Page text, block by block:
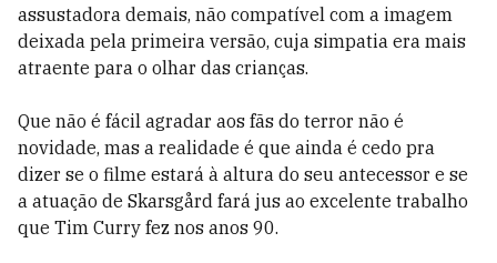
assustadora demais, não compatível com a imagem
deixada pela primeira versão, cuja simpatia era mais
atraente para o olhar das crianças.
Que não é fácil agradar aos fãs do terror não é
novidade, mas a realidade é que ainda é cedo pra
dizer se o filme estará à altura do seu antecessor e se
a atuação de Skarsgård fará jus ao excelente trabalho
que Tim Curry fez nos anos 90.